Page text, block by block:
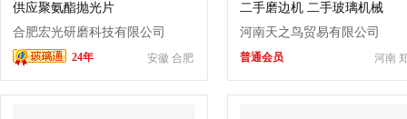
供应聚氨酯抛光片
合肥宏光研磨科技有限公司
安徽 合肥
24年
二手磨边机 二手玻璃机械
河南天之鸟贸易有限公司
河南
普通会员